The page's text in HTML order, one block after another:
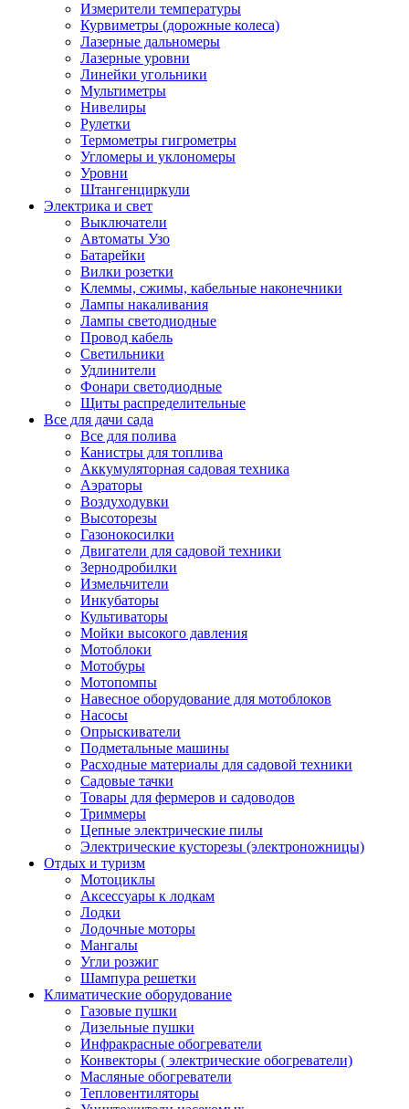
Измерители температуры
Курвиметры (дорожные колеса)
Лазерные дальномеры
Лазерные уровни
Линейки угольники
Мультиметры
Нивелиры
Рулетки
Термометры гигрометры
Угломеры и уклономеры
Уровни
Штангенциркули
Электрика и свет
Выключатели
Автоматы Узо
Батарейки
Вилки розетки
Клеммы, сжимы, кабельные наконечники
Лампы накаливания
Лампы светодиодные
Провод кабель
Светильники
Удлинители
Фонари светодиодные
Щиты распределительные
Все для дачи сада
Все для полива
Канистры для топлива
Аккумуляторная садовая техника
Аэраторы
Воздуходувки
Высоторезы
Газонокосилки
Двигатели для садовой техники
Зернодробилки
Измельчители
Инкубаторы
Культиваторы
Мойки высокого давления
Мотоблоки
Мотобуры
Мотопомпы
Навесное оборудование для мотоблоков
Насосы
Опрыскиватели
Подметальные машины
Расходные материалы для садовой техники
Садовые тачки
Товары для фермеров и садоводов
Триммеры
Цепные электрические пилы
Электрические кусторезы (электроножницы)
Отдых и туризм
Мотоциклы
Аксессуары к лодкам
Лодки
Лодочные моторы
Мангалы
Угли розжиг
Шампура решетки
Климатические оборудование
Газовые пушки
Дизельные пушки
Инфракрасные обогреватели
Конвекторы ( электрические обогреватели)
Масляные обогреватели
Тепловентиляторы